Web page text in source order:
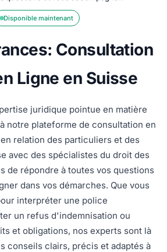
Disponible maintenant
Consultation
Ligne en Suisse
juridique pointue en matière
notre plateforme de consultation en
relation des particuliers et des
avec des spécialistes du droit des
de répondre à toutes vos questions
dans vos démarches. Que vous
interpréter une police
un refus d'indemnisation ou
et obligations, nos experts sont là
conseils clairs, précis et adaptés à